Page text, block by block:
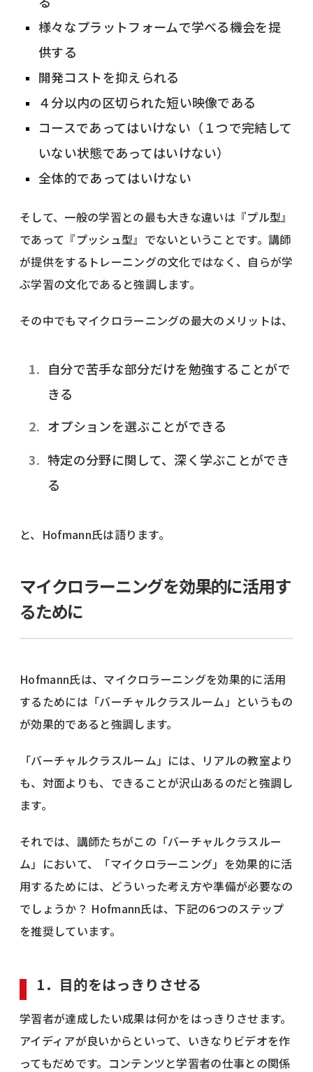
様々なプラットフォームで学べる機会を提
供する
開発コストを抑えられる
４分以内の区切られた短い映像である
コースであってはいけない（１つで完結して
いない状態であってはいけない）
全体的であってはいけない
そして、一般の学習との最も大きな違いは『プル型』
であって『プッシュ型』でないということです。講師
が提供をするトレーニングの文化ではなく、自らが学
ぶ学習の文化であると強調します。
その中でもマイクロラーニングの最大のメリットは、
自分で苦手な部分だけを勉強することがで
きる
オプションを選ぶことができる
特定の分野に関して、深く学ぶことができ
る
と、Hofmann氏は語ります。
マイクロラーニングを効果的に活用す
るために
Hofmann氏は、マイクロラーニングを効果的に活用
するためには「バーチャルクラスルーム」というもの
が効果的であると強調します。
「バーチャルクラスルーム」には、リアルの教室より
も、対面よりも、できることが沢山あるのだと強調し
ます。
それでは、講師たちがこの「バーチャルクラスルー
ム」において、「マイクロラーニング」を効果的に活
用するためには、どういった考え方や準備が必要なの
でしょうか？ Hofmann氏は、下記の6つのステップ
を推奨しています。
1．目的をはっきりさせる
学習者が達成したい成果は何かをはっきりさせます。
アイディアが良いからといって、いきなりビデオを作
ってもだめです。コンテンツと学習者の仕事との関係